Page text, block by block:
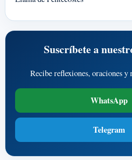
Suscríbete a
Recibe reflexiones, oraciones y
WhatsApp
Telegram